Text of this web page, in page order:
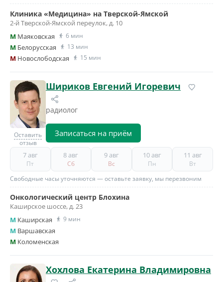
Клиника «Медицина» на Тверской-Ямской
2-й Тверской-Ямской переулок, д. 10
M Маяковская 6 мин
M Белорусская 13 мин
M Новослободская 15 мин
Оставить
отзыв
Шириков Евгений Игоревич
радиолог
Записаться на приём
7 авг
Пт
8 авг
Сб
9 авг
Вс
10 авг
Пн
11 авг
Вт
Свободные часы уточняются — оставьте заявку, мы перезвоним
Онкологический центр Блохина
Каширское шоссе, д. 23
M Каширская 9 мин
M Варшавская
M Коломенская
Хохлова Екатерина Владимировна